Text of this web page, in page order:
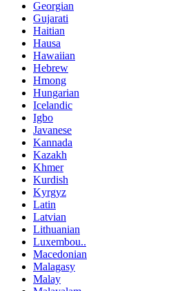
Georgian
Gujarati
Haitian
Hausa
Hawaiian
Hebrew
Hmong
Hungarian
Icelandic
Igbo
Javanese
Kannada
Kazakh
Khmer
Kurdish
Kyrgyz
Latin
Latvian
Lithuanian
Luxembou..
Macedonian
Malagasy
Malay